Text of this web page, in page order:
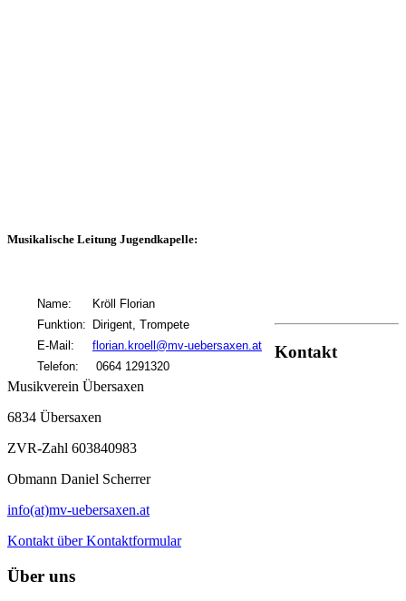
Musikalische Leitung Jugendkapelle:
Name:
Kröll Florian
Funktion:
Dirigent, Trompete
E-Mail:
florian.kroell@mv-uebersaxen.at
Telefon:
0664 1291320
Kontakt
Musikverein Übersaxen
6834 Übersaxen
ZVR-Zahl 603840983
Obmann Daniel Scherrer
info(at)mv-uebersaxen.at
Kontakt über Kontaktformular
Über uns